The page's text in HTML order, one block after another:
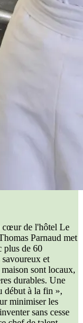
cœur de l'hôtel Le
Parnaud met
plus de 60
et
sont locaux,
durables. Une
début à la fin »,
minimiser les
sans cesse